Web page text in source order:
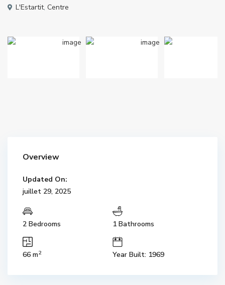
L'Estartit, Centre
Overview
Updated On:
juillet 29, 2025
2 Bedrooms 1 Bathrooms
66 m2 Year Built: 1969